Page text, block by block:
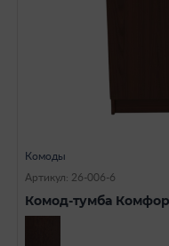
Комоды
Артикул: 26-006-6
Комод-тумба